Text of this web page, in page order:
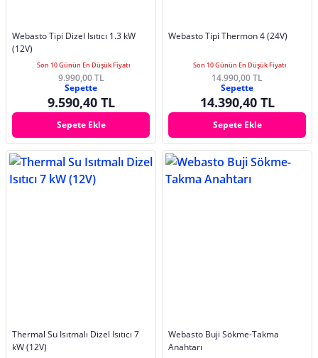
Webasto Tipi Dizel Isıtıcı 1.3 kW
(12V)
Son 10 Günün En Düşük Fiyatı
9.990,00 TL
Sepette
9.590,40 TL
Sepete Ekle
Webasto Tipi Thermon 4 (24V)
Son 10 Günün En Düşük Fiyatı
14.990,00 TL
Sepette
14.390,40 TL
Sepete Ekle
Thermal Su Isıtmalı Dizel Isıtıcı 7
kW (12V)
Webasto Buji Sökme-Takma
Anahtarı